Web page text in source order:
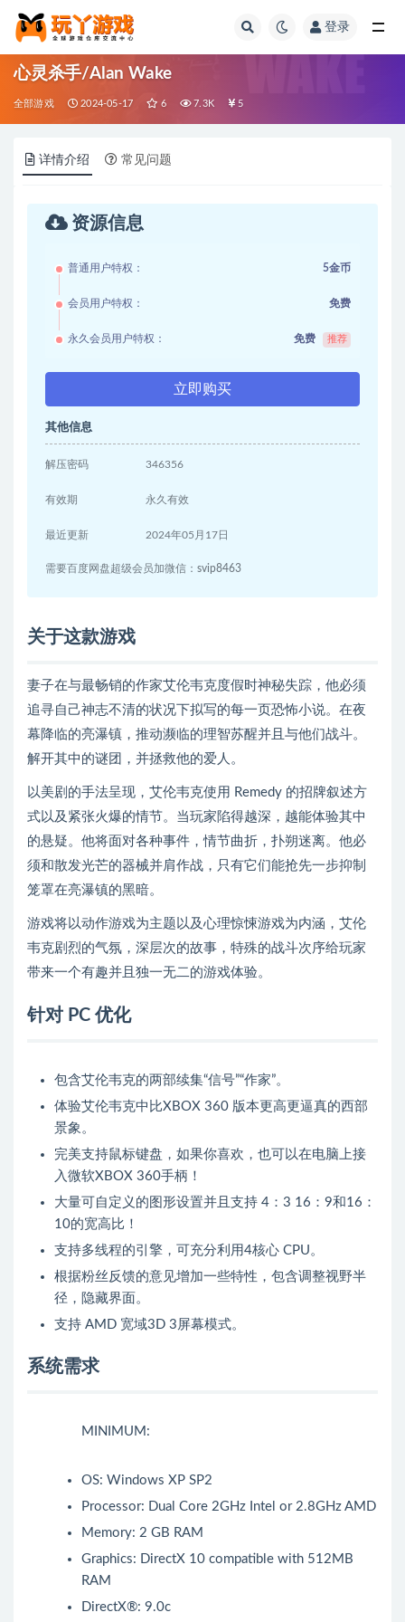
登录
心灵杀手/Alan Wake
全部游戏 2024-05-17 6 7.3K 5
详情介绍 常见问题
资源信息
普通用户特权： 5金币
会员用户特权： 免费
永久会员用户特权： 免费 推荐
立即购买
其他信息
解压密码 346356
有效期 永久有效
最近更新 2024年05月17日
需要百度网盘超级会员加微信：svip8463
关于这款游戏
妻子在与最畅销的作家艾伦韦克度假时神秘失踪，他必须
追寻自己神志不清的状况下拟写的每一页恐怖小说。在夜
幕降临的亮瀑镇，推动濒临的理智苏醒并且与他们战斗。
解开其中的谜团，并拯救他的爱人。
以美剧的手法呈现，艾伦韦克使用 Remedy 的招牌叙述方
式以及紧张火爆的情节。当玩家陷得越深，越能体验其中
的悬疑。他将面对各种事件，情节曲折，扑朔迷离。他必
须和散发光芒的器械并肩作战，只有它们能抢先一步抑制
笼罩在亮瀑镇的黑暗。
游戏将以动作游戏为主题以及心理惊悚游戏为内涵，艾伦
韦克剧烈的气氛，深层次的故事，特殊的战斗次序给玩家
带来一个有趣并且独一无二的游戏体验。
针对 PC 优化
包含艾伦韦克的两部续集“信号”“作家”。
体验艾伦韦克中比XBOX 360 版本更高更逼真的西部
景象。
完美支持鼠标键盘，如果你喜欢，也可以在电脑上接
入微软XBOX 360手柄！
大量可自定义的图形设置并且支持 4：3 16：9和16：
10的宽高比！
支持多线程的引擎，可充分利用4核心 CPU。
根据粉丝反馈的意见增加一些特性，包含调整视野半
径，隐藏界面。
支持 AMD 宽域3D 3屏幕模式。
系统需求
MINIMUM:
OS: Windows XP SP2
Processor: Dual Core 2GHz Intel or 2.8GHz AMD
Memory: 2 GB RAM
Graphics: DirectX 10 compatible with 512MB
RAM
DirectX®: 9.0c